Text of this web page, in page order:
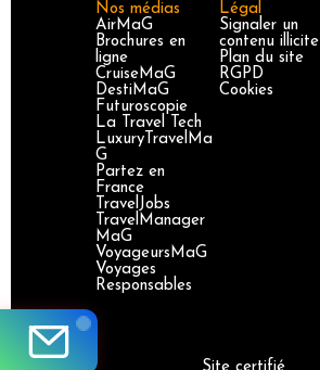
Nos médias
AirMaG
Brochures en
ligne
CruiseMaG
DestiMaG
Futuroscopie
La Travel Tech
LuxuryTravelMa
G
Partez en
France
TravelJobs
TravelManager
MaG
VoyageursMaG
Voyages
Responsables
Légal
Signaler un
contenu illicite
Plan du site
RGPD
Cookies